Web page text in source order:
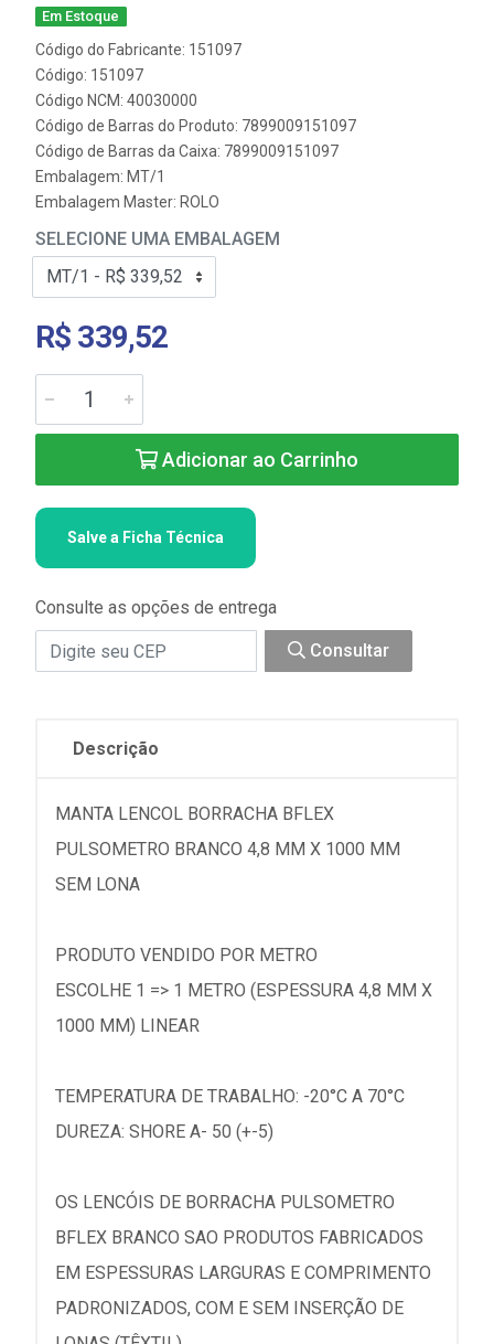
Em Estoque
Código do Fabricante: 151097
Código: 151097
Código NCM: 40030000
Código de Barras do Produto: 7899009151097
Código de Barras da Caixa: 7899009151097
Embalagem: MT/1
Embalagem Master: ROLO
SELECIONE UMA EMBALAGEM
R$ 339,52
Adicionar ao Carrinho
Salve a Ficha Técnica
Consulte as opções de entrega
Consultar
Descrição
MANTA LENCOL BORRACHA BFLEX
PULSOMETRO BRANCO 4,8 MM X 1000 MM
SEM LONA
PRODUTO VENDIDO POR METRO
ESCOLHE 1 => 1 METRO (ESPESSURA 4,8 MM X
1000 MM) LINEAR
TEMPERATURA DE TRABALHO: -20°C A 70°C
DUREZA: SHORE A- 50 (+-5)
OS LENCÓIS DE BORRACHA PULSOMETRO
BFLEX BRANCO SAO PRODUTOS FABRICADOS
EM ESPESSURAS LARGURAS E COMPRIMENTO
PADRONIZADOS, COM E SEM INSERÇÃO DE